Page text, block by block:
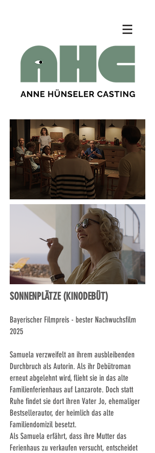
SONNENPLÄTZE (KINODEBÜT)
Bayerischer Filmpreis - bester Nachwuchsfilm
2025
Samuela verzweifelt an ihrem ausbleibenden
Durchbruch als Autorin. Als ihr Debütroman
erneut abgelehnt wird, flieht sie in das alte
Familienferienhaus auf Lanzarote. Doch statt
Ruhe findet sie dort ihren Vater Jo, ehemaliger
Bestsellerautor, der heimlich das alte
Familiendomizil besetzt.
Als Samuela erfährt, dass ihre Mutter das
Ferienhaus zu verkaufen versucht, entscheidet